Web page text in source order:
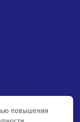
повышения